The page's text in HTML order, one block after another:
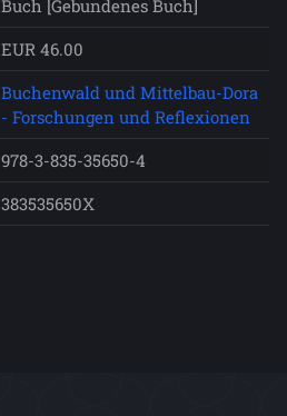
Buch [Gebundenes Buch]
EUR 46.00
Buchenwald und Mittelbau-Dora
- Forschungen und Reflexionen
978-3-835-35650-4
383535650X